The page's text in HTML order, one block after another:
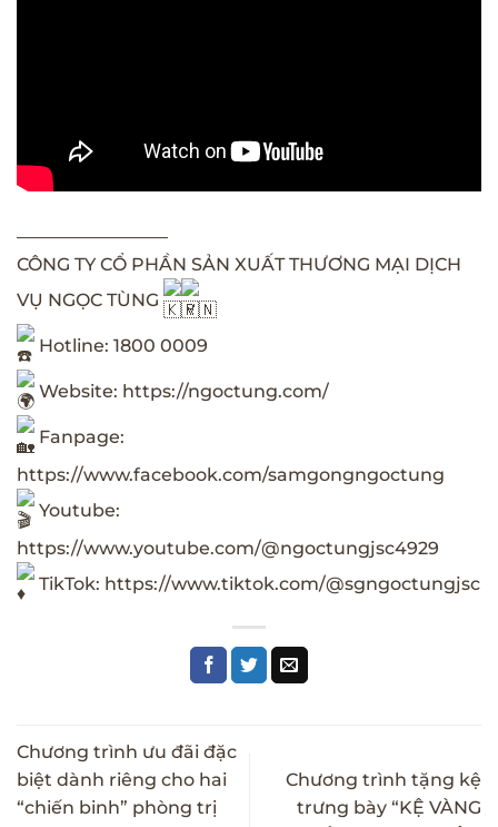
————————–
CÔNG TY CỔ PHẦN SẢN XUẤT THƯƠNG MẠI DỊCH
VỤ NGỌC TÙNG
Hotline: 1800 0009
Website: https://ngoctung.com/
Fanpage:
https://www.facebook.com/samgongngoctung
Youtube:
https://www.youtube.com/@ngoctungjsc4929
TikTok: https://www.tiktok.com/@sgngoctungjsc
Chương trình ưu đãi đặc
biệt dành riêng cho hai
“chiến binh” phòng trị
Chương trình tặng kệ
trưng bày “KỆ VÀNG